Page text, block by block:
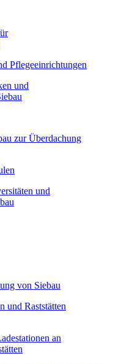
Pflegeeinrichtungen
und Raststätten